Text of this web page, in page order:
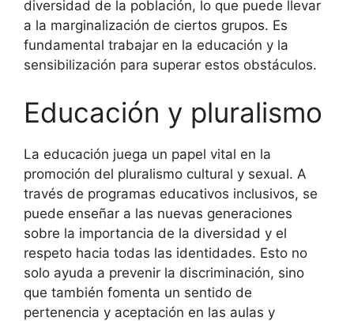
diversidad de la población, lo que puede llevar
a la marginalización de ciertos grupos. Es
fundamental trabajar en la educación y la
sensibilización para superar estos obstáculos.
Educación y pluralismo
La educación juega un papel vital en la
promoción del pluralismo cultural y sexual. A
través de programas educativos inclusivos, se
puede enseñar a las nuevas generaciones
sobre la importancia de la diversidad y el
respeto hacia todas las identidades. Esto no
solo ayuda a prevenir la discriminación, sino
que también fomenta un sentido de
pertenencia y aceptación en las aulas y